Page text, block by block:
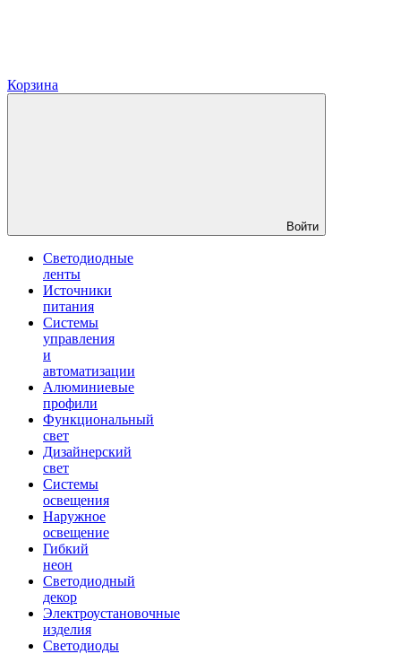
Корзина
Войти
Светодиодные
ленты
Источники
питания
Системы
управления
и
автоматизации
Алюминиевые
профили
Функциональный
свет
Дизайнерский
свет
Системы
освещения
Наружное
освещение
Гибкий
неон
Светодиодный
декор
Электроустановочные
изделия
Светодиоды